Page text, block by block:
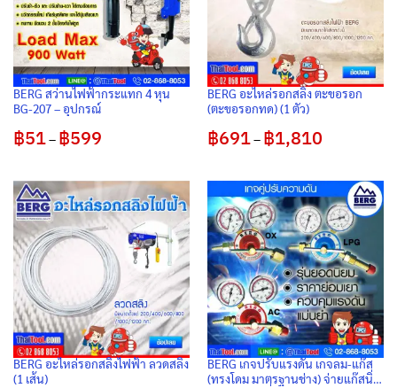
BERG สว่านไฟฟ้ากระแทก 4 หุน
BG-207 – อุปกรณ์
฿51– ฿599Price
range:
฿599
BERG อะไหล่รอกสลิง ตะขอรอก
(ตะขอรอกทด) (1 ตัว)
฿691– ฿1,810Price
range:
฿1,810
BERG อะไหล่รอกสลิงไฟฟ้า ลวดสลิง
(1 เส้น)
BERG เกจปรับแรงดัน เกจลม-แก๊ส
(ทรงโดม มาตรฐานช่าง) จ่ายแก๊สนิ่ง